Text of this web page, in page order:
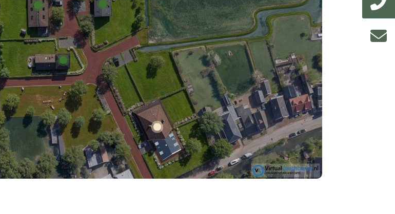
Bouwkavel 1
Bouwkavel 2
Bouwkavel 4
Kavel 11